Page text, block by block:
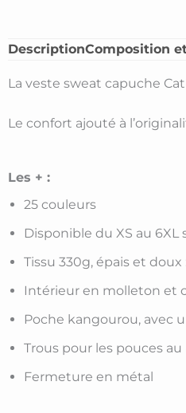
DescriptionComposition
La veste sweat capuche
Le confort ajouté à
Les + :
25 couleurs
Disponible du XS au
Tissu 330g, épais et
Intérieur en molleton et
Poche kangourou, avec
Trous pour les pouces
Fermeture en métal